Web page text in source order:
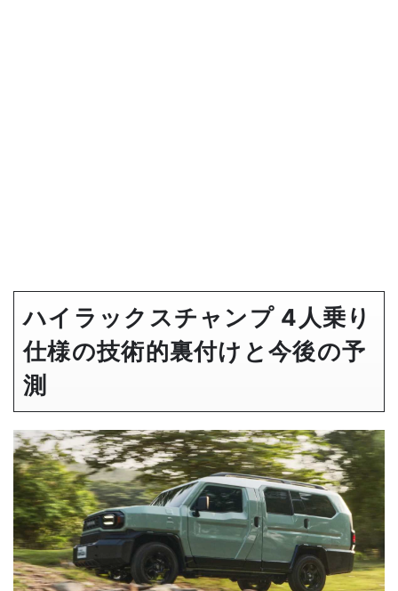
ハイラックスチャンプ 4人乗り
仕様の技術的裏付けと今後の予
測